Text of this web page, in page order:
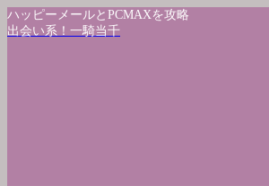
ハッピーメールとPCMAXを攻略
出会い系！一騎当千